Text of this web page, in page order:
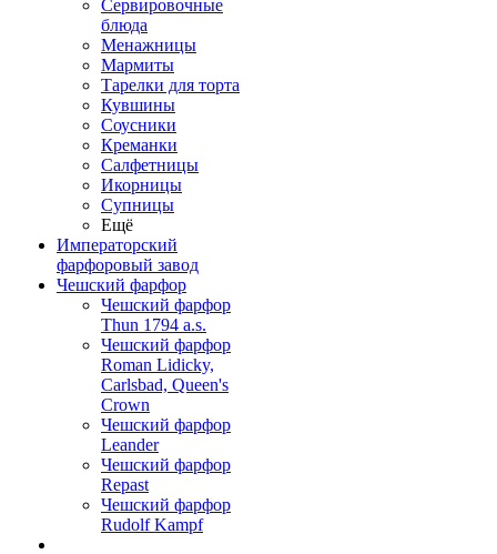
Сервировочные
блюда
Менажницы
Мармиты
Тарелки для торта
Кувшины
Соусники
Креманки
Салфетницы
Икорницы
Супницы
Ещё
Императорский
фарфоровый завод
Чешский фарфор
Чешский фарфор
Thun 1794 a.s.
Чешский фарфор
Roman Lidicky,
Carlsbad, Queen's
Crown
Чешский фарфор
Leander
Чешский фарфор
Repast
Чешский фарфор
Rudolf Kampf